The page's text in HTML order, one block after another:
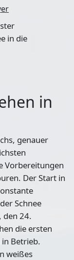
in die
in
genauer
Vorbereitungen
Der Start in
Schnee
den 24.
die ersten
Betrieb.
weißes